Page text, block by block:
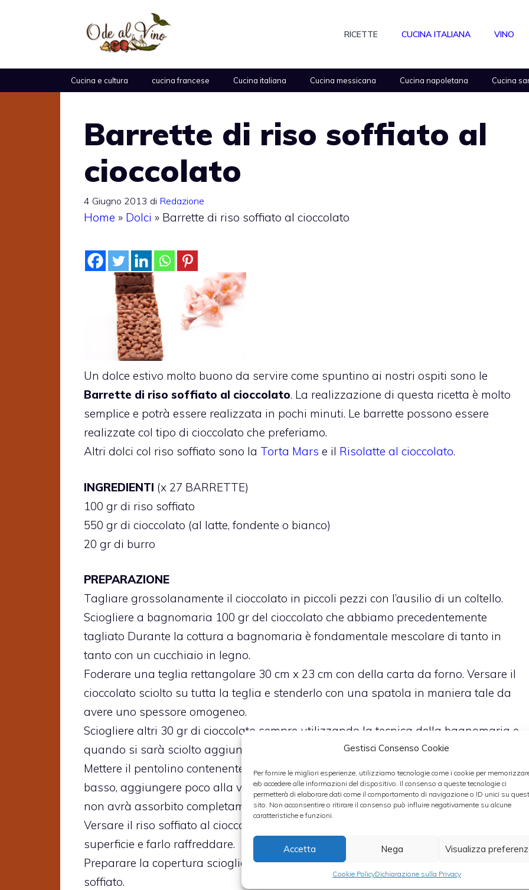
Gestisci Consenso Cookie
Per fornire le migliori esperienze, utilizziamo tecnologie come i cookie per
e/o accedere alle informazioni del dispositivo. Il consenso a queste tecnologie ci
permetterà di elaborare dati come il comportamento di navigazione o ID unici su
sito. Non acconsentire o ritirare il consenso può influire negativamente su alcune
caratteristiche e funzioni.
Accetta Nega Visualizza
Cookie PolicyDichiarazione sulla Privacy
RICETTE CUCINA ITALIANA VINO
Cucina e cultura cucina francese Cucina italiana Cucina messicana Cucina napoletana Cucina
Barrette di riso soffiato al
cioccolato
4 Giugno 2013 di Redazione
Home » Dolci » Barrette di riso soffiato al cioccolato
Un dolce estivo molto buono da servire come spuntino ai nostri ospiti sono le
Barrette di riso soffiato al cioccolato. La realizzazione di questa ricetta è molto
semplice e potrà essere realizzata in pochi minuti. Le barrette possono essere
realizzate col tipo di cioccolato che preferiamo.
Altri dolci col riso soffiato sono la Torta Mars e il Risolatte al cioccolato.
INGREDIENTI (x 27 BARRETTE)
100 gr di riso soffiato
550 gr di cioccolato (al latte, fondente o bianco)
20 gr di burro
PREPARAZIONE
Tagliare grossolanamente il cioccolato in piccoli pezzi con l’ausilio di un coltello.
Sciogliere a bagnomaria 100 gr del cioccolato che abbiamo precedentemente
tagliato Durante la cottura a bagnomaria è fondamentale mescolare di tanto in
tanto con un cucchiaio in legno.
Foderare una teglia rettangolare 30 cm x 23 cm con della carta da forno. Versare il
cioccolato sciolto su tutta la teglia e stenderlo con una spatola in maniera tale da
avere uno spessore omogeneo.
Sciogliere altri 30 gr di cioccolato sempre utilizzando la tecnica della bagnomaria e
quando si sarà sciolto aggiungere il burro.
Mettere il pentolino contenente la cioccolata appena sciolta su un fornellino a fuoco
basso, aggiungere poco alla volta il riso soffiato e mescolare finchè il riso soffiato
non avrà assorbito completamente la cioccolata.
Versare il riso soffiato al cioccolato nella teglia, stenderlo omogeneamente su tutta la
superficie e farlo raffreddare.
Preparare la copertura sciogliendo i restanti 150 gr di cioccolato e versarlo sul riso
soffiato.